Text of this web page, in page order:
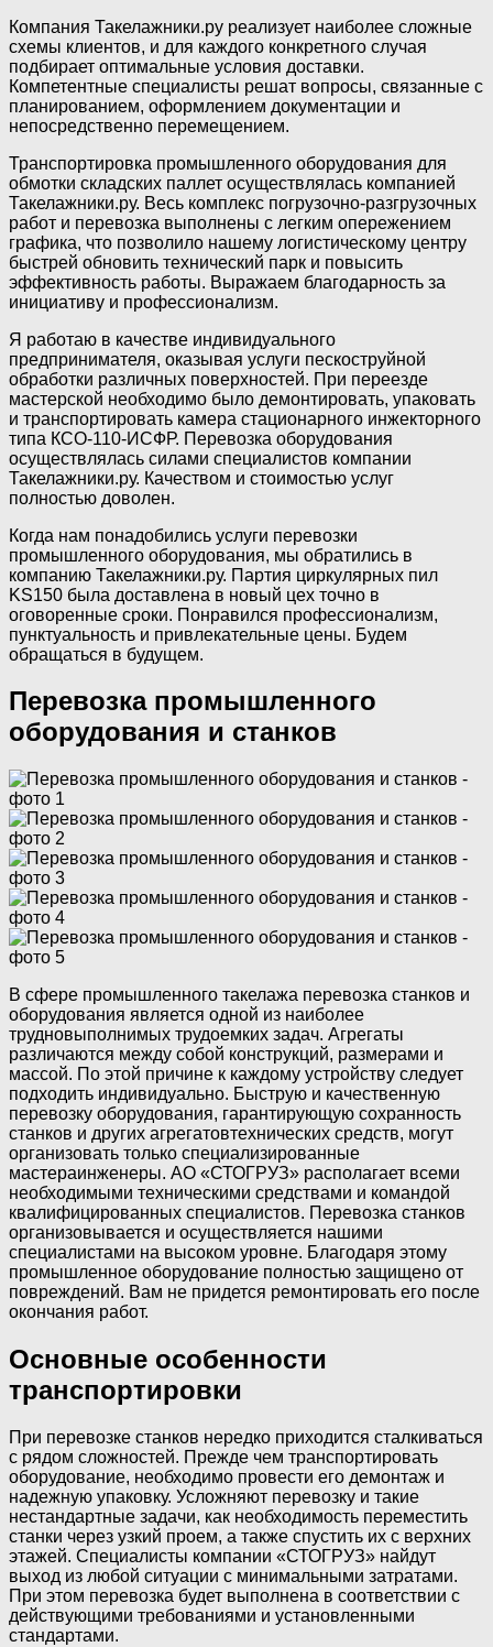
Компания Такелажники.ру реализует наиболее сложные
схемы клиентов, и для каждого конкретного случая
подбирает оптимальные условия доставки.
Компетентные специалисты решат вопросы, связанные с
планированием, оформлением документации и
непосредственно перемещением.
Транспортировка промышленного оборудования для
обмотки складских паллет осуществлялась компанией
Такелажники.ру. Весь комплекс погрузочно-разгрузочных
работ и перевозка выполнены с легким опережением
графика, что позволило нашему логистическому центру
быстрей обновить технический парк и повысить
эффективность работы. Выражаем благодарность за
инициативу и профессионализм.
Я работаю в качестве индивидуального
предпринимателя, оказывая услуги пескоструйной
обработки различных поверхностей. При переезде
мастерской необходимо было демонтировать, упаковать
и транспортировать камера стационарного инжекторного
типа КСО-110-ИСФР. Перевозка оборудования
осуществлялась силами специалистов компании
Такелажники.ру. Качеством и стоимостью услуг
полностью доволен.
Когда нам понадобились услуги перевозки
промышленного оборудования, мы обратились в
компанию Такелажники.ру. Партия циркулярных пил
KS150 была доставлена в новый цех точно в
оговоренные сроки. Понравился профессионализм,
пунктуальность и привлекательные цены. Будем
обращаться в будущем.
Перевозка промышленного
оборудования и станков
В сфере промышленного такелажа перевозка станков и
оборудования является одной из наиболее
трудновыполнимых трудоемких задач. Агрегаты
различаются между собой конструкций, размерами и
массой. По этой причине к каждому устройству следует
подходить индивидуально. Быструю и качественную
перевозку оборудования, гарантирующую сохранность
станков и других агрегатовтехнических средств, могут
организовать только специализированные
мастераинженеры. АО «СТОГРУЗ» располагает всеми
необходимыми техническими средствами и командой
квалифицированных специалистов. Перевозка станков
организовывается и осуществляется нашими
специалистами на высоком уровне. Благодаря этому
промышленное оборудование полностью защищено от
повреждений. Вам не придется ремонтировать его после
окончания работ.
Основные особенности
транспортировки
При перевозке станков нередко приходится сталкиваться
с рядом сложностей. Прежде чем транспортировать
оборудование, необходимо провести его демонтаж и
надежную упаковку. Усложняют перевозку и такие
нестандартные задачи, как необходимость переместить
станки через узкий проем, а также спустить их с верхних
этажей. Специалисты компании «СТОГРУЗ» найдут
выход из любой ситуации с минимальными затратами.
При этом перевозка будет выполнена в соответствии с
действующими требованиями и установленными
стандартами.